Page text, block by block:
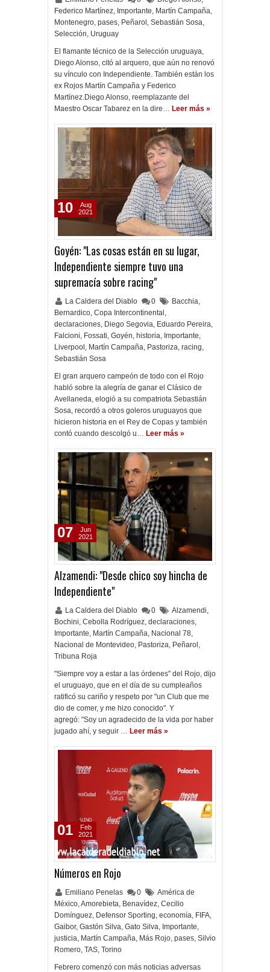
Federico Martínez, Importante, Martín Campaña,
Montenegro, pases, Peñarol , Sebastián Sosa,
Selección, Uruguay
El flamante técnico de la Selección uruguaya,
Diego Alonso, citó al arquero, que aún no renovó
su vínculo con Independiente. También están los
ex Rojos Martín Campaña y Federico
Martínez.Diego Alonso, reemplazante del
Maestro Oscar Tabarez en la dire… Leer más »
Goyén: "Las cosas están en su lugar,
Independiente siempre tuvo una
supremacía sobre racing"
La Caldera del Diablo 0 Bacchia,
Bernardico, Copa Intercontinental ,
declaraciones, Diego Segovia, Eduardo Pereira,
Falcioni, Fossati, Goyén, historia, Importante,
Liverpool , Martín Campaña, Pastoriza, racing,
Sebastián Sosa
El gran arquero campeón de todo con el Rojo
habló sobre la alegría de ganar el Clásico de
Avellaneda, elogió a su compatriota Sebastián
Sosa, recordó a otros goleros uruguayos que
hicieron historia en el Rey de Copas y también
contó cuando descolgó u… Leer más »
10
Aug
2021
Alzamendi: "Desde chico soy hincha de
Independiente"
La Caldera del Diablo 0 Alzamendi,
Bochini, Cebolla Rodríguez, declaraciones,
Importante, Martín Campaña, Nacional 78,
Nacional de Montevideo, Pastoriza, Peñarol ,
Tribuna Roja
"Siempre voy a estar a las órdenes" del Rojo, dijo
el uruguayo, que en el día de su cumpleaños
ratificó su cariño y respeto por "un Club que me
dio de comer, y me hizo conocido". Y
agregó: "Soy un agradecido de la vida por haber
jugado ahí, y seguir … Leer más »
07
Jun
2021
Números en Rojo
Emiliano Penelas 0
América de
México,Amorebieta, Benavídez, Cecilio
Domínguez, Defensor Sporting, economía, FIFA,
Gaibor, Gastón Silva, Gato Silva, Importante,
justicia, Martín Campaña, Más Rojo, pases, Silvio
Romero, TAS, Torino
Febrero comenzó con más noticias adversas
01
Feb
2021